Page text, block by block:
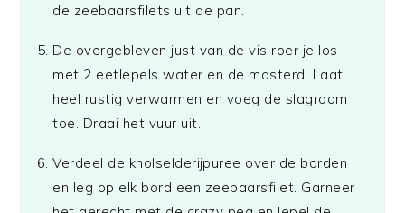
de zeebaarsfilets uit de pan.
De overgebleven just van de vis roer je los
met 2 eetlepels water en de mosterd. Laat
heel rustig verwarmen en voeg de slagroom
toe. Draai het vuur uit.
Verdeel de knolselderijpuree over de borden
en leg op elk bord een zeebaarsfilet. Garneer